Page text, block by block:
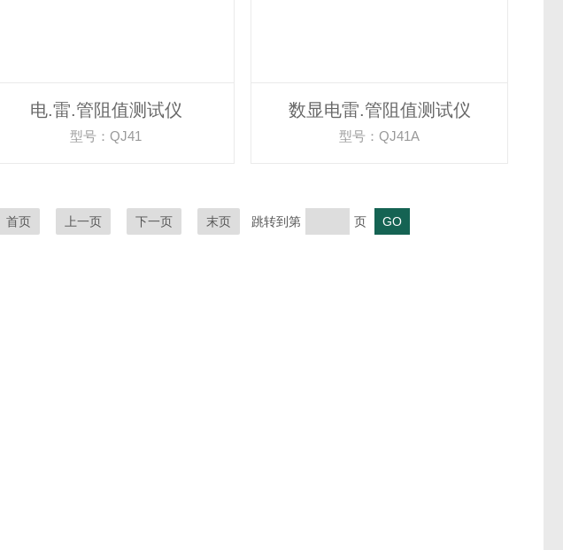
电.雷.管阻值测试仪
型号：QJ41
数显电雷.管阻值测试仪
型号：QJ41A
首页 上一页 下一页 末页 跳转到第 页